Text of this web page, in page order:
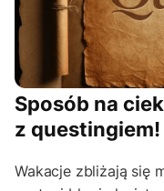
Sposób na
z questingiem!
Wakacje zbliżają się